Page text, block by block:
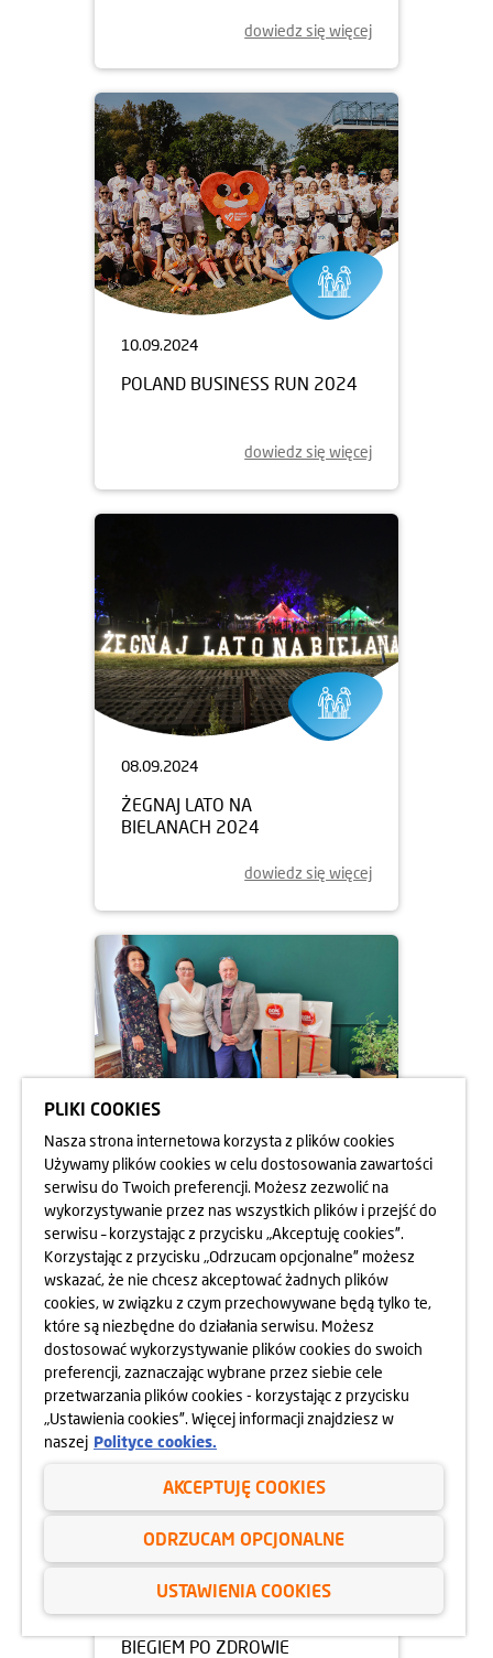
dowiedz się więcej
10.09.2024
POLAND BUSINESS RUN 2024
dowiedz się więcej
08.09.2024
ŻEGNAJ LATO NA
BIELANACH 2024
dowiedz się więcej
06.09.2024
WYPRAWKI SZKOLNE DLA
DZIECI
dowiedz się więcej
BIEGIEM PO ZDROWIE
PLIKI COOKIES
Nasza strona internetowa korzysta z plików cookies
Używamy plików cookies w celu dostosowania zawartości
serwisu do Twoich preferencji. Możesz zezwolić na
wykorzystywanie przez nas wszystkich plików i przejść do
serwisu – korzystając z przycisku „Akceptuję cookies”.
Korzystając z przycisku „Odrzucam opcjonalne” możesz
wskazać, że nie chcesz akceptować żadnych plików
cookies, w związku z czym przechowywane będą tylko te,
które są niezbędne do działania serwisu. Możesz
dostosować wykorzystywanie plików cookies do swoich
preferencji, zaznaczając wybrane przez siebie cele
przetwarzania plików cookies - korzystając z przycisku
„Ustawienia cookies”. Więcej informacji znajdziesz w
naszej Polityce cookies.
AKCEPTUJĘ COOKIES
ODRZUCAM OPCJONALNE
USTAWIENIA COOKIES